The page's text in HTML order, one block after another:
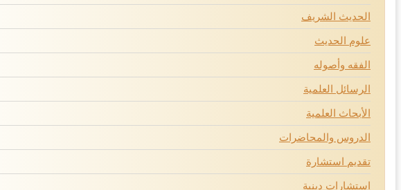
الحديث الشريف
علوم الحديث
الفقه وأصوله
الرسائل العلمية
الأبحاث العلمية
الدروس والمحاضرات
تقديم استشارة
استشارات دينية